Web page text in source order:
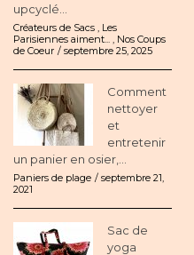
upcyclé...
Créateurs de Sacs
Les
Parisiennes aiment...
Nos Coups
de Coeur
septembre 25, 2025
Comment
nettoyer
et
entretenir
un panier en osier,...
Paniers de plage
septembre 21,
2021
Sac de
yoga